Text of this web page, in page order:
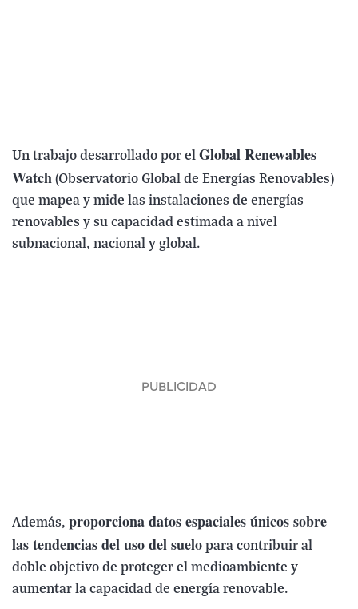
Un trabajo desarrollado por el Global Renewables
Watch (Observatorio Global de Energías Renovables)
que mapea y mide las instalaciones de energías
renovables y su capacidad estimada a nivel
subnacional, nacional y global.
Además, proporciona datos espaciales únicos sobre
las tendencias del uso del suelo para contribuir al
doble objetivo de proteger el medioambiente y
aumentar la capacidad de energía renovable.